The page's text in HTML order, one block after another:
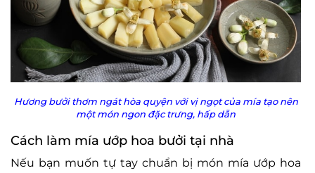
Hương bưởi thơm ngát hòa quyện với vị ngọt của mía tạo nên
một món ngon đặc trưng, hấp dẫn
Cách làm mía ướp hoa bưởi tại nhà
Nếu bạn muốn tự tay chuẩn bị món mía ướp hoa